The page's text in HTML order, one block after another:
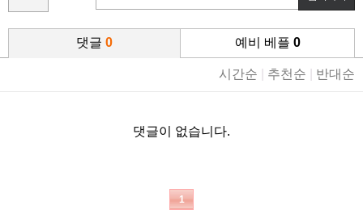
댓글 0 예비 베플 0
시간순 추천순 반대순
댓글이 없습니다.
1